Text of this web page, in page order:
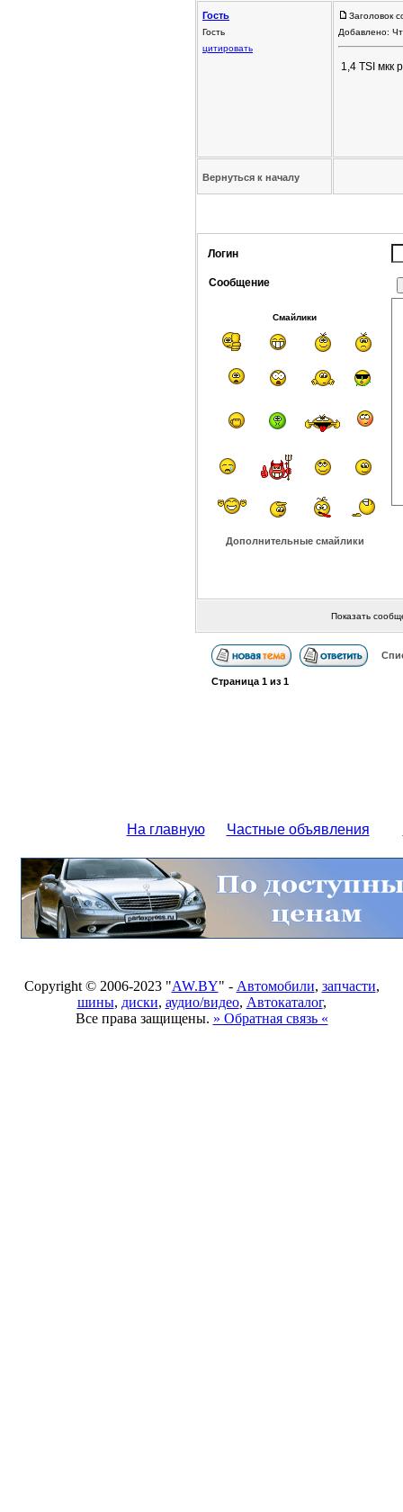
Гость
Гость
цитировать
Заголовок
Добавлено:
1,4 TSI мкк
Вернуться к началу
Логин
Сообщение
Смайлики
Дополнительные смайлики
Показать
Страница 1из 1
На главную Частные объявления
Copyright © 2006-2023 "AW.BY" - Автомобили, запчасти,
шины, диски, аудио/видео, Автокаталог,
Все права защищены. » Обратная связь «